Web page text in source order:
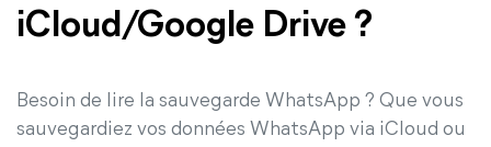
iCloud/Google Drive ?
Besoin de lire la sauvegarde WhatsApp ? Que vous
sauvegardiez vos données WhatsApp via iCloud ou